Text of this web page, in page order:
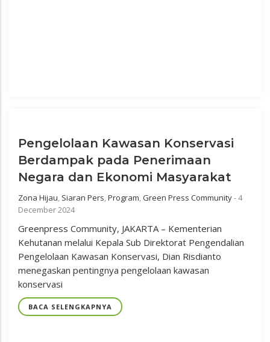
Pengelolaan Kawasan Konservasi
Berdampak pada Penerimaan
Negara dan Ekonomi Masyarakat
Zona Hijau, Siaran Pers,Program,Green Press Community-4
December 2024
Greenpress Community, JAKARTA – Kementerian
Kehutanan melalui Kepala Sub Direktorat Pengendalian
Pengelolaan Kawasan Konservasi, Dian Risdianto
menegaskan pentingnya pengelolaan kawasan
konservasi
BACA SELENGKAPNYA